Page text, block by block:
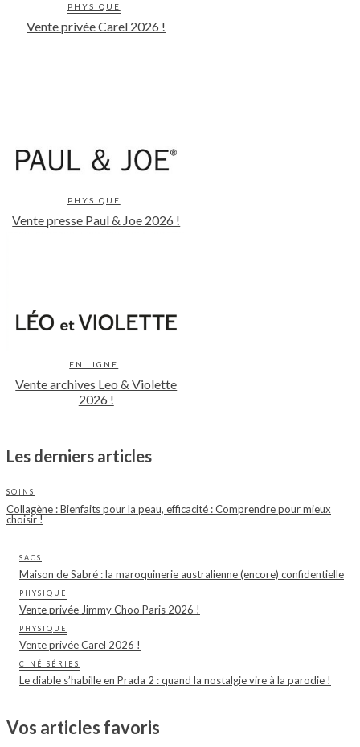
PHYSIQUE
Vente privée Carel 2026 !
PHYSIQUE
Vente presse Paul & Joe 2026 !
EN LIGNE
Vente archives Leo & Violette
2026 !
Les derniers articles
SOINS
Collagène : Bienfaits pour la peau, efficacité : Comprendre pour mieux
choisir !
SACS
Maison de Sabré : la maroquinerie australienne (encore) confidentielle
PHYSIQUE
Vente privée Jimmy Choo Paris 2026 !
PHYSIQUE
Vente privée Carel 2026 !
CINÉ SÉRIES
Le diable s’habille en Prada 2 : quand la nostalgie vire à la parodie !
Vos articles favoris